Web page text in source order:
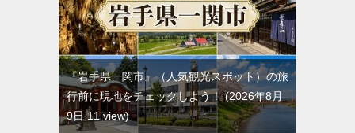
『岩手県一関市』（人気観光スポット）の旅
行前に現地をチェックしよう！ 2026年8月
9日 11 view